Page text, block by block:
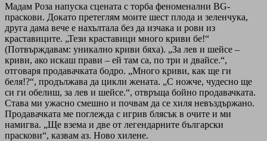
Мадам Роза напуска сцената с торба феноменални BG-
праскови. Докато претеглям моите шест плода и зеленчука,
друга дама вече е нахълтала без да изчака и рови из
краставиците. „Тези краставици много криви бе!“
(Потвърждавам: уникално криви бяха). „За лев и шейсе –
криви, ако искаш прави – ей там са, по три и двайсе.“,
отговаря продавачката бодро. „Много криви, как ще ги
беля!?“, продължава да цикли жената. „С ножче, чудесно ще
си ги обелиш, за лев и шейсе.“, отвръща бойно продавачката.
Става ми ужасно смешно и почвам да се хиля невъздържано.
Продавачката ме поглежда с игрив блясък в очите и ми
намигва. „Ще взема и две от легендарните български
праскови“, казвам аз. Ново хилене.